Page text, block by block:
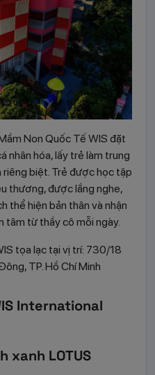
Non Quốc Tế WIS đặt
nhân hóa, lấy trẻ làm trung
biệt. Trẻ được học tập
thương, được lắng nghe,
thể hiện bản thân và nhận
tâm từ thầy cô mỗi ngày.
tọa lạc tại vị trí: 730/18
TP. Hồ Chí Minh
International
xanh LOTUS